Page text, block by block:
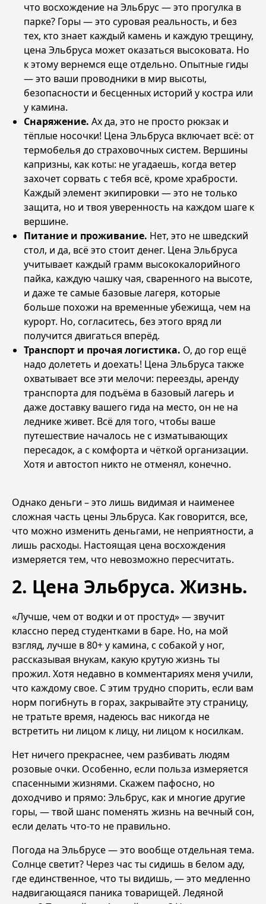
что восхождение на Эльбрус — это прогулка в
парке? Горы — это суровая реальность, и без
тех, кто знает каждый камень и каждую трещину,
цена Эльбруса может оказаться высоковата. Но
к этому вернемся еще отдельно. Опытные гиды
— это ваши проводники в мир высоты,
безопасности и бесценных историй у костра или
у камина.
Снаряжение. Ах да, это не просто рюкзак и
тёплые носочки! Цена Эльбруса включает всё: от
термобелья до страховочных систем. Вершины
капризны, как коты: не угадаешь, когда ветер
захочет сорвать с тебя всё, кроме храбрости.
Каждый элемент экипировки — это не только
защита, но и твоя уверенность на каждом шаге к
вершине.
Питание и проживание. Нет, это не шведский
стол, и да, всё это стоит денег. Цена Эльбруса
учитывает каждый грамм высококалорийного
пайка, каждую чашку чая, сваренного на высоте,
и даже те самые базовые лагеря, которые
больше похожи на временные убежища, чем на
курорт. Но, согласитесь, без этого вряд ли
получится двигаться вперёд.
Транспорт и прочая логистика. О, до гор ещё
надо долететь и доехать! Цена Эльбруса также
охватывает все эти мелочи: переезды, аренду
транспорта для подъёма в базовый лагерь и
даже доставку вашего гида на место, он не на
леднике живет. Всё для того, чтобы ваше
путешествие началось не с изматывающих
пересадок, а с комфорта и чёткой организации.
Хотя и автостоп никто не отменял, конечно.
Однако деньги – это лишь видимая и наименее
сложная часть цены Эльбруса. Как говорится, все,
что можно изменить деньгами, не неприятности, а
лишь расходы. Настоящая цена восхождения
измеряется тем, что невозможно пересчитать.
2. Цена Эльбруса. Жизнь.
«Лучше, чем от водки и от простуд» — звучит
классно перед студентками в баре. Но, на мой
взгляд, лучше в 80+ у камина, с собакой у ног,
рассказывая внукам, какую крутую жизнь ты
прожил. Хотя недавно в комментариях меня учили,
что каждому свое. С этим трудно спорить, если вам
норм погибнуть в горах, закрывайте эту страницу,
не тратьте время, надеюсь вас никогда не
встретить ни лицом к лицу, ни лицом к носилкам.
Нет ничего прекраснее, чем разбивать людям
розовые очки. Особенно, если польза измеряется
спасенными жизнями. Скажем пафосно, но
доходчиво и прямо: Эльбрус, как и многие другие
горы, — твой шанс поменять жизнь на вечный сон,
если делать что-то не правильно.
Погода на Эльбрусе — это вообще отдельная тема.
Солнце светит? Через час ты сидишь в белом аду,
где единственное, что ты видишь, — это медленно
надвигающаяся паника товарищей. Ледяной